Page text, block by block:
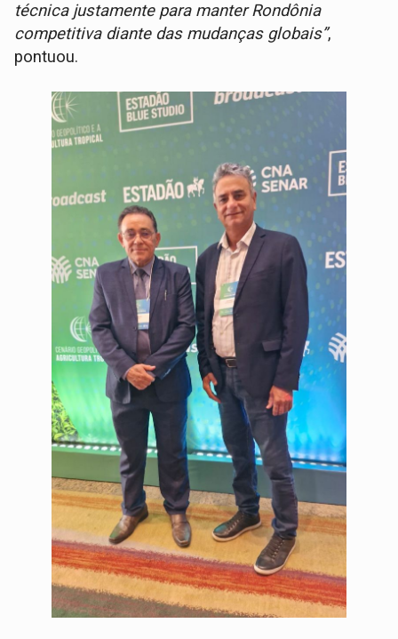
técnica justamente para manter Rondônia
competitiva diante das mudanças globais”,
pontuou.